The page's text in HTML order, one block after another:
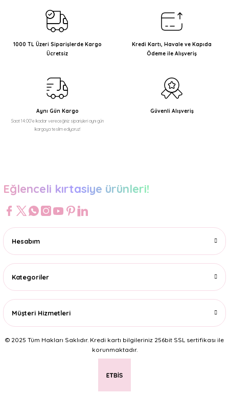
1000 TL Üzeri Siparişlerde Kargo
Ücretsiz
Kredi Kartı, Havale ve Kapıda
Ödeme ile Alışveriş
Aynı Gün Kargo
Saat 14:00'e kadar vereceğiniz siparişleri aynı gün
kargoya teslim ediyoruz!
Güvenli Alışveriş
Eğlenceli kırtasiye ürünleri!
Hesabım
Kategoriler
Müşteri Hizmetleri
© 2025 Tüm Hakları Saklıdır. Kredi kartı bilgileriniz 256bit SSL sertifikası ile
korunmaktadır.